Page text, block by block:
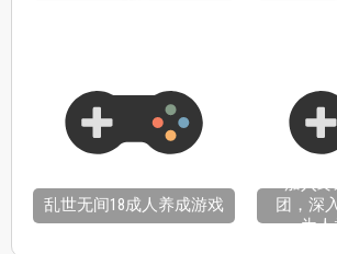
乱世无间18成人养成游戏
加入
团，深
为人